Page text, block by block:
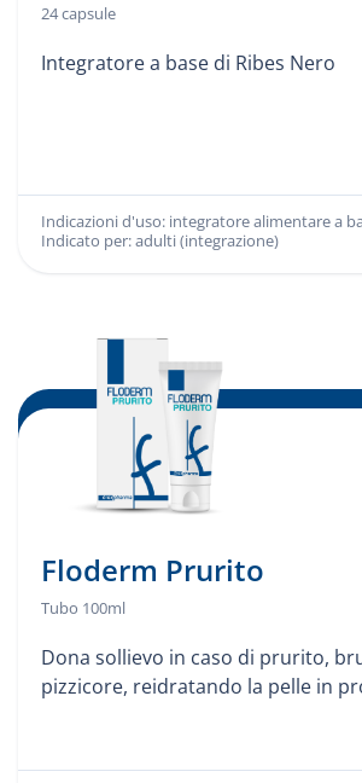
24 capsule
Integratore a base di Ribes Nero
Indicazioni d'uso:
Indicazioni d'uso: integratore alimentare a
Indicato per:
Indicato per: adulti (integrazione)
Floderm Prurito
Tubo 100ml
Dona sollievo in caso di prurito,
pizzicore, reidratando la pelle in